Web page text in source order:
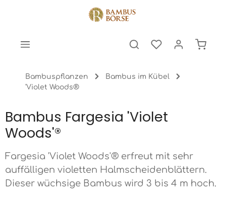
Bambuspflanzen
Bambus im Kübel
'Violet Woods®
Bambus Fargesia 'Violet
Woods'®
Fargesia 'Violet Woods'® erfreut mit sehr
auffälligen violetten Halmscheidenblättern.
Dieser wüchsige Bambus wird 3 bis 4 m hoch.